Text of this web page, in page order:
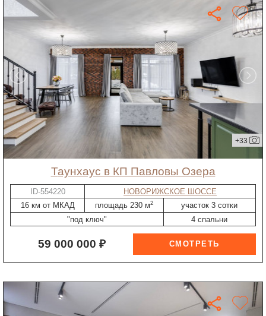
+33
таунхаус в КП Павловы Озера
ID-554220
НОВОРИЖСКОЕ ШОССЕ
16 км от МКАД
площадь 230 м2
участок 3 сотки
"под ключ"
4 спальни
59 000 000 ₽